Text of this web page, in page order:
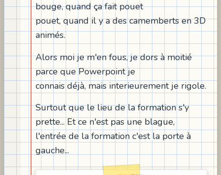
bouge, quand ça fait pouet
pouet, quand il y a des camemberts en 3D
animés.
Alors moi je m'en fous, je dors à moitié
parce que Powerpoint je
connais déjà, mais interieurement je rigole.
Surtout que le lieu de la formation s'y
prette... Et ce n'est pas une blague,
l'entrée de la formation c'est la porte à
gauche...